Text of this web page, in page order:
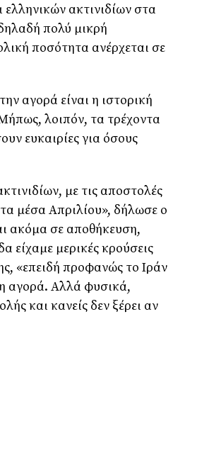
ελληνικών ακτινιδίων στα
πολύ μικρή
ποσότητα ανέρχεται σε
αγορά είναι η ιστορική
λοιπόν, τα τρέχοντα
ευκαιρίες για όσους
με τις αποστολές
μέσα Απριλίου», δήλωσε ο
ακόμα σε αποθήκευση,
είχαμε μερικές κρούσεις
«επειδή προφανώς το Ιράν
αγορά. Αλλά φυσικά,
και κανείς δεν ξέρει αν